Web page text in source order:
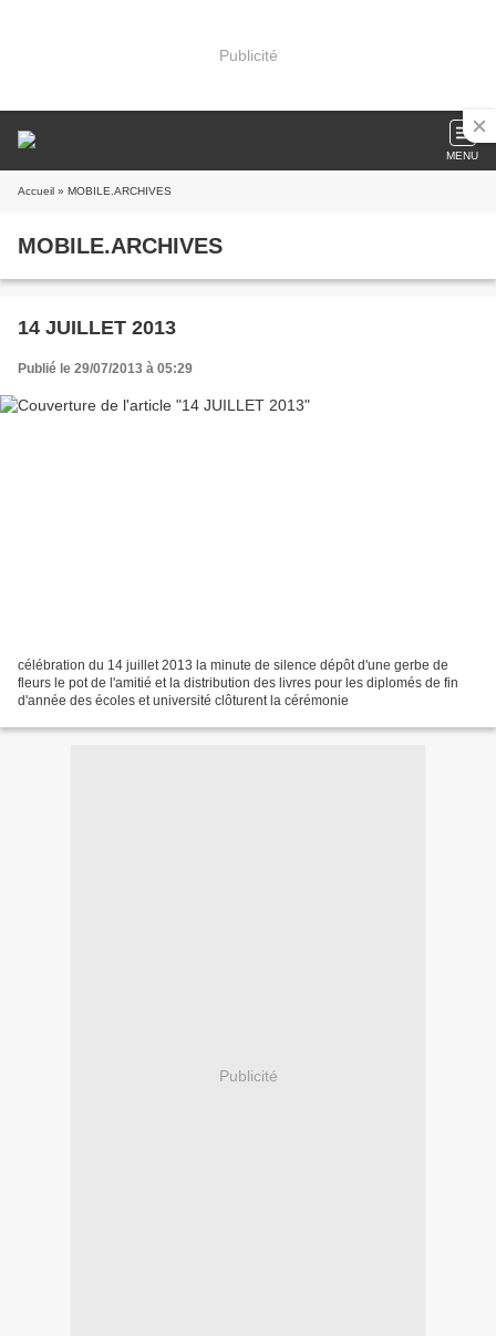
Publicité
MENU
Accueil » MOBILE.ARCHIVES
MOBILE.ARCHIVES
14 JUILLET 2013
Publié le 29/07/2013 à 05:29
célébration du 14 juillet 2013 la minute de silence dépôt d'une gerbe de
fleurs le pot de l'amitié et la distribution des livres pour les diplomés de fin
d'année des écoles et université clôturent la cérémonie
Publicité